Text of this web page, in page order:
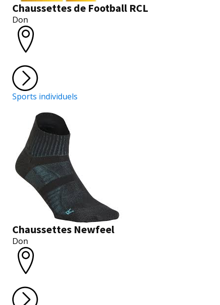
Chaussettes de Football RCL
Don
Sports individuels
Chaussettes Newfeel
Don